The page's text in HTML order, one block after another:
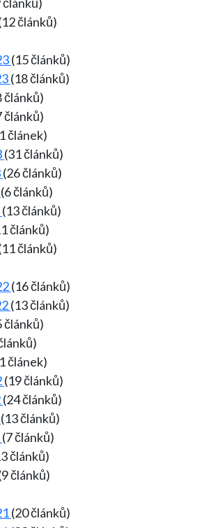
článků)
(15 článků)
(18 článků)
článků)
článků)
článek)
(31 článků)
(26 článků)
(6 článků)
(13 článků)
článků)
článků)
(16 článků)
(13 článků)
článků)
článek)
(19 článků)
(24 článků)
(13 článků)
(7 článků)
článků)
článků)
(20 článků)